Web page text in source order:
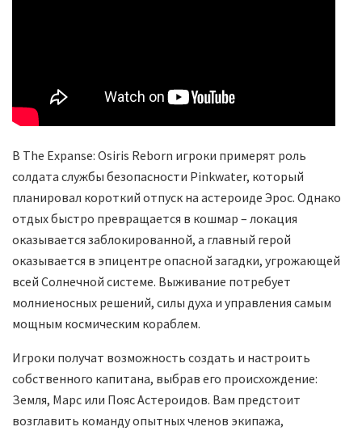
В The Expanse: Osiris Reborn игроки примерят роль
солдата службы безопасности Pinkwater, который
планировал короткий отпуск на астероиде Эрос. Однако
отдых быстро превращается в кошмар – локация
оказывается заблокированной, а главный герой
оказывается в эпицентре опасной загадки, угрожающей
всей Солнечной системе. Выживание потребует
молниеносных решений, силы духа и управления самым
мощным космическим кораблем.
Игроки получат возможность создать и настроить
собственного капитана, выбрав его происхождение:
Земля, Марс или Пояс Астероидов. Вам предстоит
возглавить команду опытных членов экипажа,